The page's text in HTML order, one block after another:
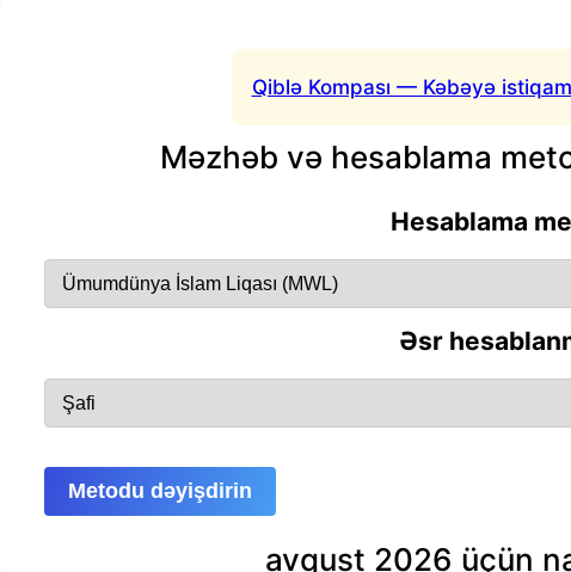
Qiblə Kompası — Kəbəyə
Məzhəb və hesablama
Hesablama
Əsr
Metodu dəyişdirin
avqust 2026 üçün